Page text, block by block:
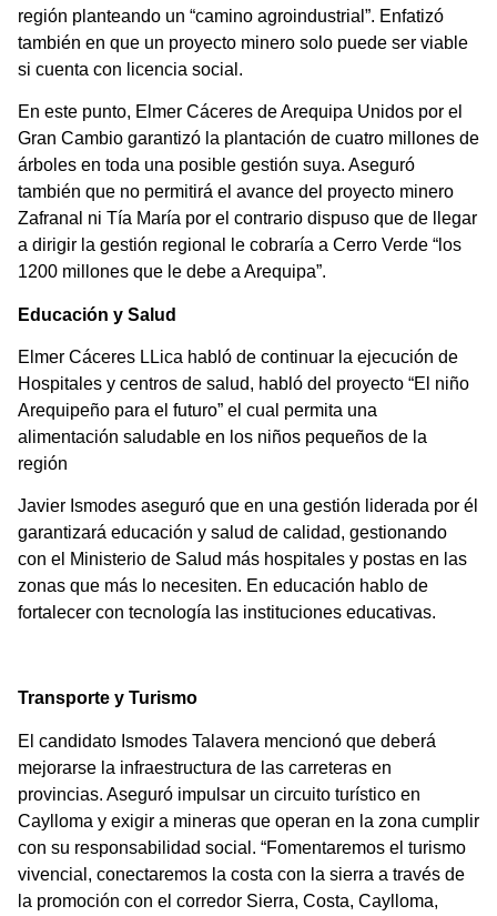
región planteando un “camino agroindustrial”. Enfatizó
también en que un proyecto minero solo puede ser viable
si cuenta con licencia social.
En este punto, Elmer Cáceres de Arequipa Unidos por el
Gran Cambio garantizó la plantación de cuatro millones de
árboles en toda una posible gestión suya. Aseguró
también que no permitirá el avance del proyecto minero
Zafranal ni Tía María por el contrario dispuso que de llegar
a dirigir la gestión regional le cobraría a Cerro Verde “los
1200 millones que le debe a Arequipa”.
Educación y Salud
Elmer Cáceres LLica habló de continuar la ejecución de
Hospitales y centros de salud, habló del proyecto “El niño
Arequipeño para el futuro” el cual permita una
alimentación saludable en los niños pequeños de la
región
Javier Ismodes aseguró que en una gestión liderada por él
garantizará educación y salud de calidad, gestionando
con el Ministerio de Salud más hospitales y postas en las
zonas que más lo necesiten. En educación hablo de
fortalecer con tecnología las instituciones educativas.
Transporte y Turismo
El candidato Ismodes Talavera mencionó que deberá
mejorarse la infraestructura de las carreteras en
provincias. Aseguró impulsar un circuito turístico en
Caylloma y exigir a mineras que operan en la zona cumplir
con su responsabilidad social. “Fomentaremos el turismo
vivencial, conectaremos la costa con la sierra a través de
la promoción con el corredor Sierra, Costa, Caylloma,